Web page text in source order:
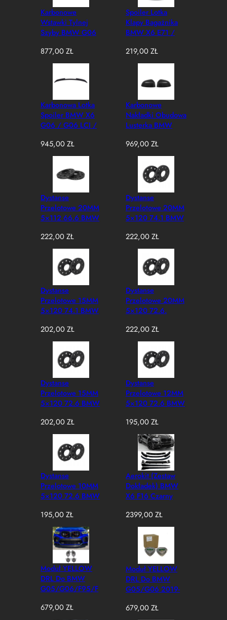
Karbonowe
Wstawki Tylnej
Szyby BMW G06
F96 LCI M-
Performance Style
877,00ZŁ
Spoiler Lotka
Klapy Bagażnika
BMW X6 E71 /
2014) M-
Performance Style
219,00ZŁ
Karbonowa Lotka
Spoiler BMW X6
G06 / G06 LCI /
Performance Style
(Dry-Carbon)
945,00ZŁ
Karbonowe
Nakładki Obudowa
Lusterka BMW
G06, G07/G08
OEM
969,00ZŁ
Dystanse
Przelotowe 20MM
5×112 66.6 BMW
222,00ZŁ
Dystanse
Przelotowe 20MM
5×120 74.1 BMW
222,00ZŁ
Dystanse
Przelotowe 15MM
5×120 74.1 BMW
202,00ZŁ
Dystanse
Przelotowe 20MM
5×120 72.6.
222,00ZŁ
Dystanse
Przelotowe 15MM
5×120 72.6 BMW
202,00ZŁ
Dystanse
Przelotowe 12MM
5×120 72.6 BMW
195,00ZŁ
Dystanse
Przelotowe 10MM
5×120 72.6 BMW
195,00ZŁ
Aerokit (Zestaw
Dokładek) BMW
X6 F16 Czarny
2019)
2399,00ZŁ
Moduł YELLOW
DRL Do BMW
G05/G06/F95/F
Laser Zmiana
679,00ZŁ
Moduł YELLOW
DRL Do BMW
G05/G06 2019-
Koloru Na Żółty
679,00ZŁ